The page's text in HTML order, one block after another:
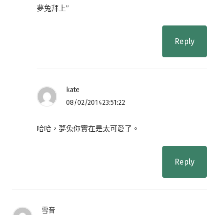
夢兔拜上”
Reply
kate
08/02/201423:51:22
哈哈，夢兔你實在是太可愛了。
Reply
雪音